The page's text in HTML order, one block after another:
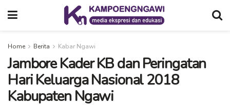
Home Berita Kabar Ngawi
Jambore Kader KB dan Peringatan
Hari Keluarga Nasional 2018
Kabupaten Ngawi